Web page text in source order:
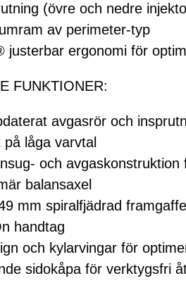
(övre och nedre
av perimeter-typ
justerbar ergonomi för
FUNKTIONER:
avgasrör och
låga varvtal
och
balansaxel
mm spiralfjädrad
handtag
och kylarvingar för
sidokåpa för verktygsfri